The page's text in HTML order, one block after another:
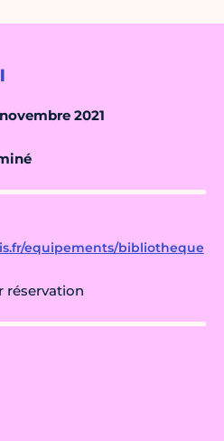
2021
equipements/bibliotheque
réservation